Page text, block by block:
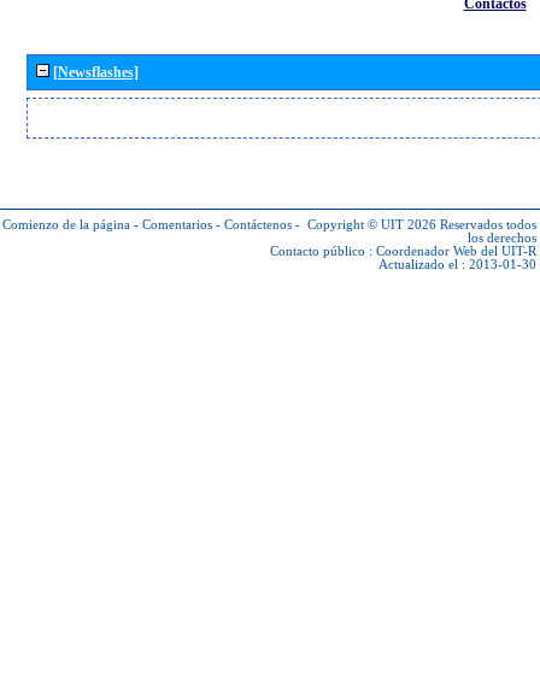
[Newsflashes]
Comienzo de la página - Comentarios - Contáctenos - Copyright © UIT 2026 Reservados todos
los derechos
Contacto público : Coordenador Web del UIT-R
Actualizado el : 2013-01-30